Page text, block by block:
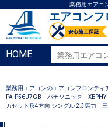
業務用エアコ
エアコン
HOME
業務用エアコンのエアコンフロンティ
PA-P56U7GB パナソニック
カセット形4方向 シングル 2.3馬力